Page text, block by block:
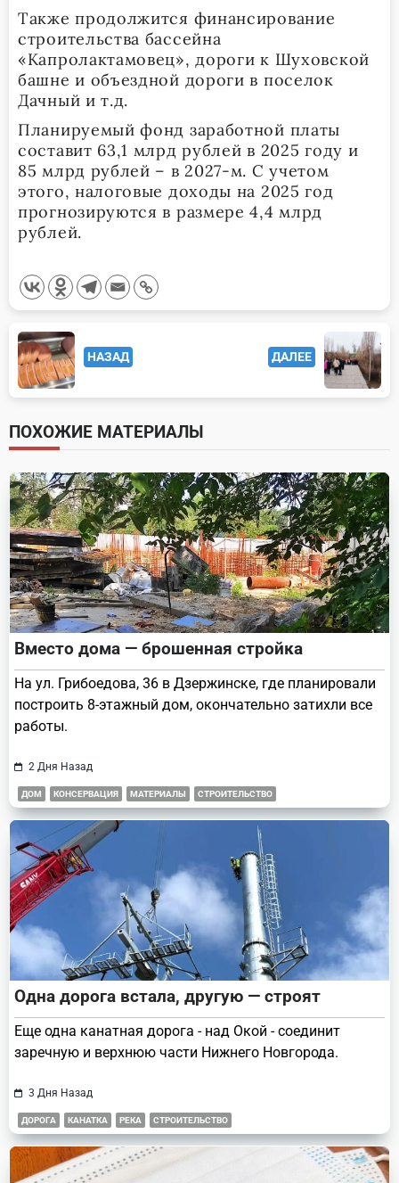
Также продолжится финансирование
строительства бассейна
«Капролактамовец», дороги к Шуховской
башне и объездной дороги в поселок
Дачный и т.д.
Планируемый фонд заработной платы
составит 63,1 млрд рублей в 2025 году и
85 млрд рублей – в 2027-м. С учетом
этого, налоговые доходы на 2025 год
прогнозируются в размере 4,4 млрд
рублей.
<span
class="nav-
subtitle
screen-
reader-
text">Page</span>
НАЗАД ДАЛЕЕ
ПОХОЖИЕ МАТЕРИАЛЫ
Вместо дома — брошенная стройка
На ул. Грибоедова, 36 в Дзержинске, где планировали
построить 8-этажный дом, окончательно затихли все
работы.
2 Дня Назад
ДОМ КОНСЕРВАЦИЯ МАТЕРИАЛЫ СТРОИТЕЛЬСТВО
Одна дорога встала, другую — строят
Еще одна канатная дорога - над Окой - соединит
заречную и верхнюю части Нижнего Новгорода.
3 Дня Назад
ДОРОГА КАНАТКА РЕКА СТРОИТЕЛЬСТВО